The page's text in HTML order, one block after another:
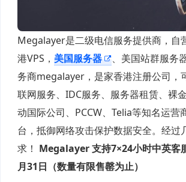
Megalayer是二级电信服务提供商，自
港VPS， 美国服务器
、美国站群服务
务商megalayer，是家香港注册公司，
联网服务、IDC服务、服务器租赁、裸
动国际公司、PCCW、Telia等知名运
台，抵御网络攻击保护数据安全。经
求！ Megalayer支持7×24小时中英客
月31日（数量有限售罄为止）